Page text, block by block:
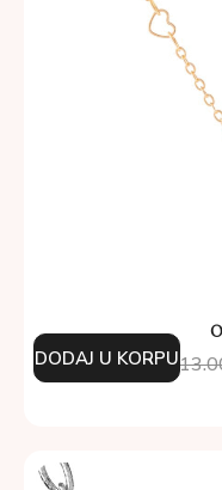
DODAJ U KORPU